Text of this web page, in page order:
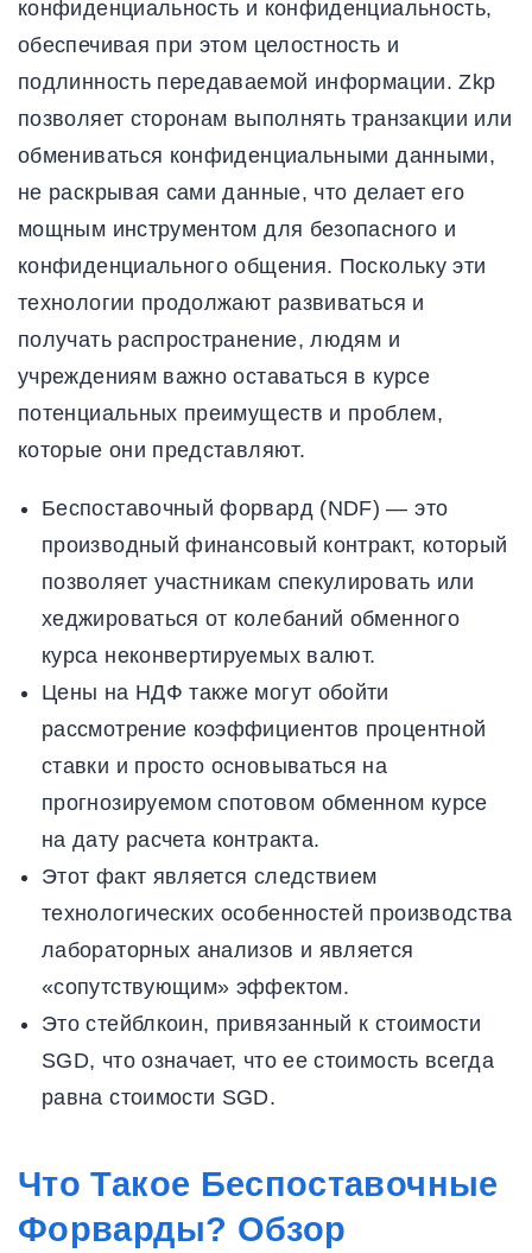
конфиденциальность и конфиденциальность,
обеспечивая при этом целостность и
подлинность передаваемой информации. Zkp
позволяет сторонам выполнять транзакции или
обмениваться конфиденциальными данными,
не раскрывая сами данные, что делает его
мощным инструментом для безопасного и
конфиденциального общения. Поскольку эти
технологии продолжают развиваться и
получать распространение, людям и
учреждениям важно оставаться в курсе
потенциальных преимуществ и проблем,
которые они представляют.
Беспоставочный форвард (NDF) — это
производный финансовый контракт, который
позволяет участникам спекулировать или
хеджироваться от колебаний обменного
курса неконвертируемых валют.
Цены на НДФ также могут обойти
рассмотрение коэффициентов процентной
ставки и просто основываться на
прогнозируемом спотовом обменном курсе
на дату расчета контракта.
Этот факт является следствием
технологических особенностей производства
лабораторных анализов и является
«сопутствующим» эффектом.
Это стейблкоин, привязанный к стоимости
SGD, что означает, что ее стоимость всегда
равна стоимости SGD.
Что Такое Беспоставочные
Форварды? Обзор